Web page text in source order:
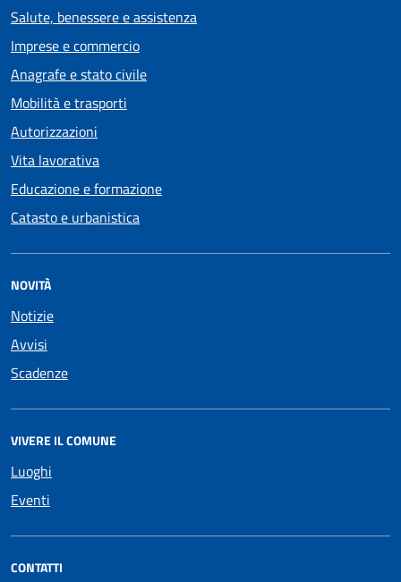
Salute, benessere e assistenza
Imprese e commercio
Anagrafe e stato civile
Mobilità e trasporti
Autorizzazioni
Vita lavorativa
Educazione e formazione
Catasto e urbanistica
NOVITÀ
Notizie
Avvisi
Scadenze
VIVERE IL COMUNE
Luoghi
Eventi
CONTATTI